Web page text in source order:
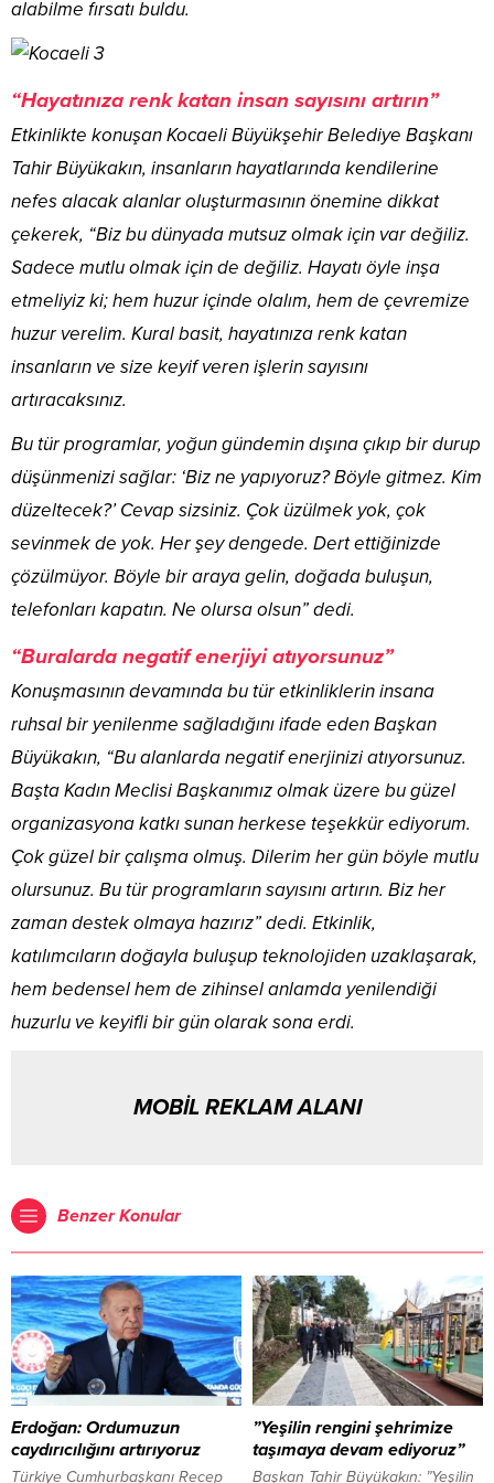
alabilme fırsatı buldu.
“Hayatınıza renk katan insan sayısını artırın”
Etkinlikte konuşan Kocaeli Büyükşehir Belediye Başkanı
Tahir Büyükakın, insanların hayatlarında kendilerine
nefes alacak alanlar oluşturmasının önemine dikkat
çekerek, “Biz bu dünyada mutsuz olmak için var değiliz.
Sadece mutlu olmak için de değiliz. Hayatı öyle inşa
etmeliyiz ki; hem huzur içinde olalım, hem de çevremize
huzur verelim. Kural basit, hayatınıza renk katan
insanların ve size keyif veren işlerin sayısını
artıracaksınız.
Bu tür programlar, yoğun gündemin dışına çıkıp bir durup
düşünmenizi sağlar: ‘Biz ne yapıyoruz? Böyle gitmez. Kim
düzeltecek?’ Cevap sizsiniz. Çok üzülmek yok, çok
sevinmek de yok. Her şey dengede. Dert ettiğinizde
çözülmüyor. Böyle bir araya gelin, doğada buluşun,
telefonları kapatın. Ne olursa olsun” dedi.
“Buralarda negatif enerjiyi atıyorsunuz”
Konuşmasının devamında bu tür etkinliklerin insana
ruhsal bir yenilenme sağladığını ifade eden Başkan
Büyükakın, “Bu alanlarda negatif enerjinizi atıyorsunuz.
Başta Kadın Meclisi Başkanımız olmak üzere bu güzel
organizasyona katkı sunan herkese teşekkür ediyorum.
Çok güzel bir çalışma olmuş. Dilerim her gün böyle mutlu
olursunuz. Bu tür programların sayısını artırın. Biz her
zaman destek olmaya hazırız” dedi. Etkinlik,
katılımcıların doğayla buluşup teknolojiden uzaklaşarak,
hem bedensel hem de zihinsel anlamda yenilendiği
huzurlu ve keyifli bir gün olarak sona erdi.
MOBİL REKLAM ALANI
Benzer Konular
Erdoğan: Ordumuzun
caydırıcılığını artırıyoruz
Türkiye Cumhurbaşkanı Recep
”Yeşilin rengini şehrimize
taşımaya devam ediyoruz”
Başkan Tahir Büyükakın: ”Yeşilin